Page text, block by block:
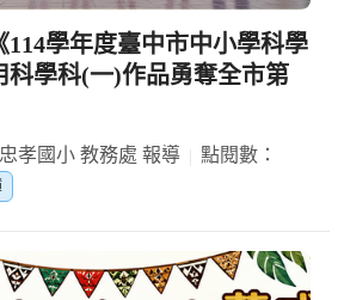
學年度臺中市中小學科學
科學科(一)作品勇奪全市第
孝國小 教務處 報導
點閱數：